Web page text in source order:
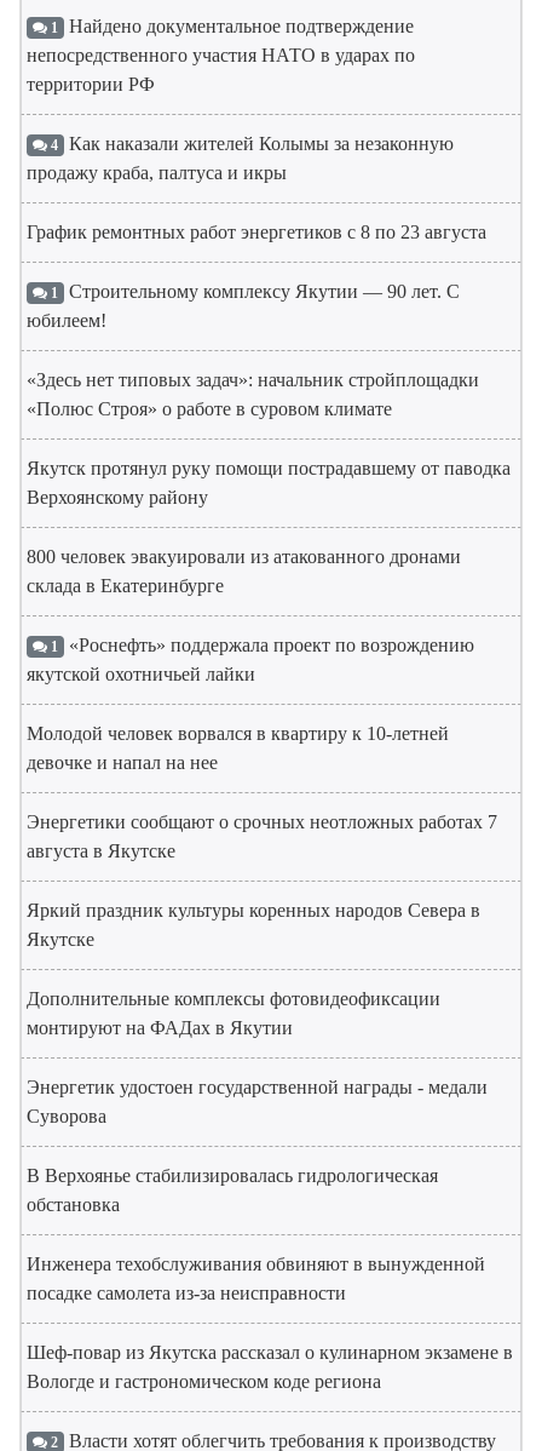
1 Найдено документальное подтверждение
непосредственного участия НАТО в ударах по
территории РФ
4 Как наказали жителей Колымы за незаконную
продажу краба, палтуса и икры
График ремонтных работ энергетиков с 8 по 23 августа
1 Строительному комплексу Якутии — 90 лет. С
юбилеем!
«Здесь нет типовых задач»: начальник стройплощадки
«Полюс Строя» о работе в суровом климате
Якутск протянул руку помощи пострадавшему от паводка
Верхоянскому району
800 человек эвакуировали из атакованного дронами
склада в Екатеринбурге
1 «Роснефть» поддержала проект по возрождению
якутской охотничьей лайки
Молодой человек ворвался в квартиру к 10-летней
девочке и напал на нее
Энергетики сообщают о срочных неотложных работах 7
августа в Якутске
Яркий праздник культуры коренных народов Севера в
Якутске
Дополнительные комплексы фотовидеофиксации
монтируют на ФАДах в Якутии
Энергетик удостоен государственной награды - медали
Суворова
В Верхоянье стабилизировалась гидрологическая
обстановка
Инженера техобслуживания обвиняют в вынужденной
посадке самолета из-за неисправности
Шеф-повар из Якутска рассказал о кулинарном экзамене в
Вологде и гастрономическом коде региона
2 Власти хотят облегчить требования к производству